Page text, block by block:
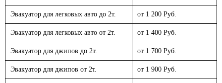
Эвакуатор для легковых авто до 2т. от 1 200 Руб.
Эвакуатор для легковых авто от 2т. от 1 400 Руб.
Эвакуатор для джипов до 2т. от 1 700 Руб.
Эвакуатор для джипов от 2т. от 1 900 Руб.